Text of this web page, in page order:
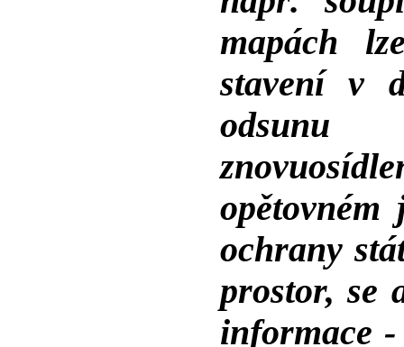
mapách
stavení v
odsunu
ochrany
prostor, se
informace